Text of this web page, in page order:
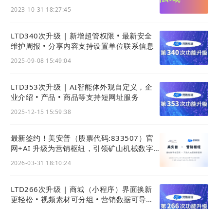
企业 网站的数字化转型应该以客户的需求为核
此，LTD营销枢纽为其提供了强大的数据分析能
力，对于客户的线索实时把控、分配，实现线索
的转化。在这个阶段，销售人员与客户之间通过
格线索，进入销售环节，最终形成销售转化。
从构建官网独立站
，到获取流量，再到获得线
环，每个环节都可以在LTD营销枢纽
内完成。企
业只需要利用好LTD营销枢纽，就能轻松实现用
私域流量管理客户，转化商机。
2023-10-31 18:27:45
LTD340次升级 | 新增超管权限 • 最新安全
维护周报 • 分享内容支持设置单位联系信息
2025-09-08 15:49:04
LTD353次升级 | AI智能体外观自定义，企
业介绍 • 产品 • 商品等支持短网址服务
2025-12-15 15:59:38
最新签约！美安普（股票代码:833507）官
网+AI 升级为营销枢纽，引领矿山机械数字
2026-03-31 18:10:24
LTD266次升级 | 商城（小程序）界面换新
更轻松 • 视频素材可分组 • 营销数据可导出 •